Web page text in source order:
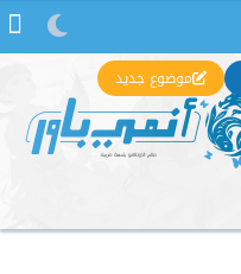
موضوع جديد